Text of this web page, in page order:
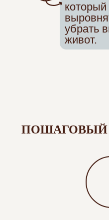
убрать
живот.
ПОШАГОВЫЙ